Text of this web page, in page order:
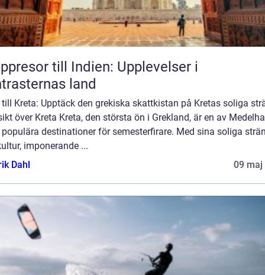
till Indien: Upplevelser i
land
till Kreta: Upptäck den grekiska skattkistan på Kretas soliga
över Kreta Kreta, den största ön i Grekland, är en av
destinationer för semesterfirare. Med sina soliga
imponerande ...
Dahl
09 maj